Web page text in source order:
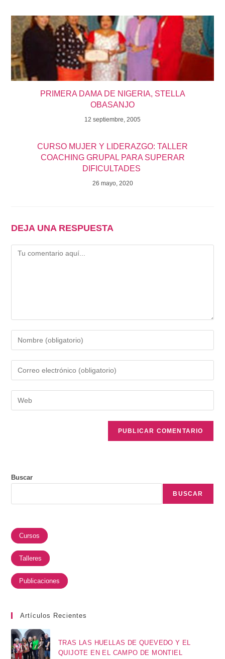
PRIMERA DAMA DE NIGERIA, STELLA
OBASANJO
12 septiembre, 2005
CURSO MUJER Y LIDERAZGO: TALLER
COACHING GRUPAL PARA SUPERAR
DIFICULTADES
26 mayo, 2020
DEJA UNA RESPUESTA
Buscar
BUSCAR
Cursos
Talleres
Publicaciones
Artículos Recientes
TRAS LAS HUELLAS DE QUEVEDO Y EL
QUIJOTE EN EL CAMPO DE MONTIEL